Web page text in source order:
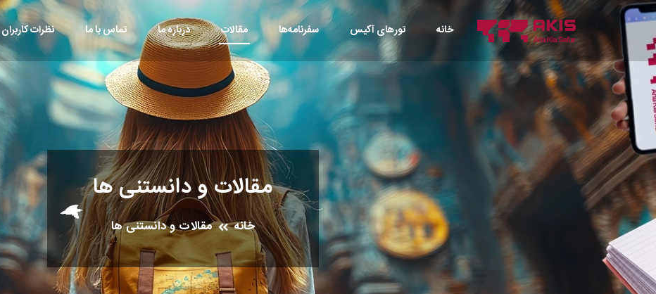
خانه تورهای آکیس سفرنامه‌ها مقالات درباره ما تماس با ما نظرات کاربران
مقالات و دانستنی ها
خانه مقالات و دانستنی ها